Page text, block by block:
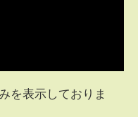
を表示しておりま